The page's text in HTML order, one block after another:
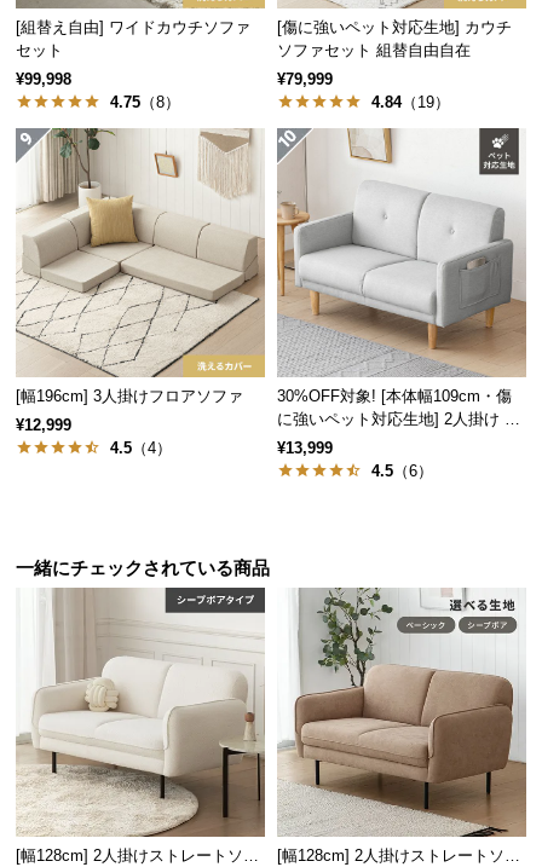
お
客
様
サ
ポ
ト
お
知
[組替え自由] ワイドカウチソファ
セット
¥99,998
4.75 （8）
[傷に強いペット対応生地] カウチ
ソファセット 組替自由自在
¥79,999
4.84（19）
[幅196cm] 3人掛けフロアソファ
¥12,999
4.5 （4）
30%OFF対象! [本体幅109cm・傷
に強いペット対応生地] 2人掛け コ
ンパクトソファ ポケット付き
¥13,999
4.5 （6）
一緒にチェックされている商品
[幅128cm] 2人掛けストレートソフ
[幅128cm] 2人掛けストレートソフ